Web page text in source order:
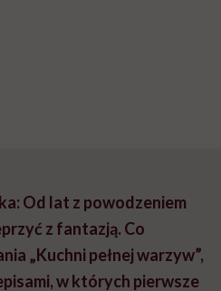
Od lat z powodzeniem
z fantazją. Co
„Kuchni pełnej warzyw”,
w których pierwsze